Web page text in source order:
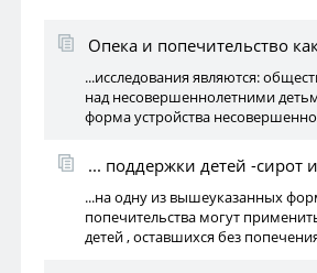
Опека и попечительство
...исследования являются:
над несовершеннолетними
форма устройства
... поддержки детей -сирот
...на одну из вышеуказанных
попечительства могут
детей , оставшихся без